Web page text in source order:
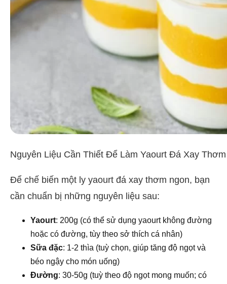
Nguyên Liệu Cần Thiết Để Làm Yaourt Đá Xay
Để chế biến một ly yaourt đá xay thơm ngon, bạn
cần chuẩn bị những nguyên liệu sau:
Yaourt: 200g (có thể sử dụng yaourt không đường
hoặc có đường, tùy theo sở thích cá nhân)
Sữa đặc: 1-2 thìa (tuỳ chọn, giúp tăng độ ngọt và
béo ngậy cho món uống)
Đường: 30-50g (tuỳ theo độ ngọt mong muốn; có